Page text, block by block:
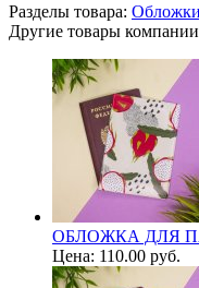
Разделы товара:
Другие товары
ОБЛОЖКА ДЛЯ
Цена: 110.00 руб.